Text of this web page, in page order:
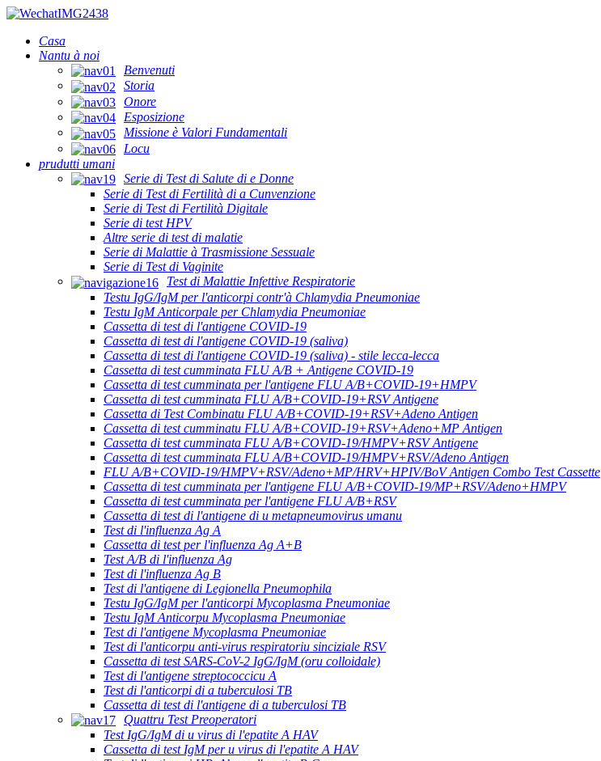
Casa
Nantu à noi
Benvenuti
Storia
Onore
Esposizione
Missione è Valori Fundamentali
Locu
prudutti umani
Serie di Test di Salute di e Donne
Serie di Test di Fertilità di a Cunvenzione
Serie di Test di Fertilità Digitale
Serie di test HPV
Altre serie di test di malatie
Serie di Malattie à Trasmissione Sessuale
Serie di Test di Vaginite
Test di Malattie Infettive Respiratorie
Testu IgG/IgM per l'anticorpi contr'à Chlamydia Pneumoniae
Testu IgM Anticorpale per Chlamydia Pneumoniae
Cassetta di test di l'antigene COVID-19
Cassetta di test di l'antigene COVID-19 (saliva)
Cassetta di test di l'antigene COVID-19 (saliva) - stile lecca-lecca
Cassetta di test cumminata FLU A/B + Antigene COVID-19
Cassetta di test cumminata per l'antigene FLU A/B+COVID-19+HMPV
Cassetta di test cumminata FLU A/B+COVID-19+RSV Antigene
Cassetta di Test Combinatu FLU A/B+COVID-19+RSV+Adeno Antigen
Cassetta di test cumminatu FLU A/B+COVID-19+RSV+Adeno+MP Antigen
Cassetta di test cumminata FLU A/B+COVID-19/HMPV+RSV Antigene
Cassetta di test cumminata FLU A/B+COVID-19/HMPV+RSV/Adeno Antigen
FLU A/B+COVID-19/HMPV+RSV/Adeno+MP/HRV+HPIV/BoV Antigen Combo Test Cassette
Cassetta di test cumminata per l'antigene FLU A/B+COVID-19/MP+RSV/Adeno+HMPV
Cassetta di test cumminata per l'antigene FLU A/B+RSV
Cassetta di test di l'antigene di u metapneumovirus umanu
Test di l'influenza Ag A
Cassetta di test per l'influenza Ag A+B
Test A/B di l'influenza Ag
Test di l'influenza Ag B
Test di l'antigene di Legionella Pneumophila
Testu IgG/IgM per l'anticorpi Mycoplasma Pneumoniae
Testu IgM Anticorpu Mycoplasma Pneumoniae
Test di l'antigene Mycoplasma Pneumoniae
Test di l'anticorpu anti-virus respiratoriu sinciziale RSV
Cassetta di test SARS-CoV-2 IgG/IgM (oru colloidale)
Test di l'antigene streptococcicu A
Test di l'anticorpi di a tuberculosi TB
Cassetta di test di l'antigene di a tuberculosi TB
Quattru Test Preoperatori
Test IgG/IgM di u virus di l'epatite A HAV
Cassetta di test IgM per u virus di l'epatite A HAV